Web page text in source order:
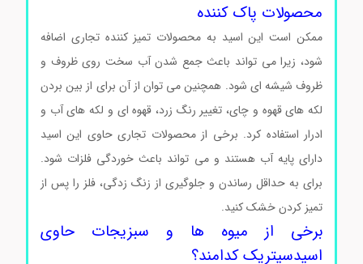
محصولات پاک کننده
ممکن است این اسید به محصولات تمیز کننده تجاری اضافه
شود، زیرا می تواند باعث جمع شدن آب سخت روی ظروف و
ظروف شیشه ای شود. همچنین می توان از آن برای از بین بردن
لکه های قهوه و چای، تغییر رنگ زرد، قهوه ای و لکه های آب و
ادرار استفاده کرد. برخی از محصولات تجاری حاوی این اسید
دارای پایه آب هستند و می تواند باعث خوردگی فلزات شود.
برای به حداقل رساندن و جلوگیری از زنگ زدگی، فلز را پس از
تمیز کردن خشک کنید.
برخی از میوه ها و سبزیجات حاوی
اسیدسیتریک کدامند؟